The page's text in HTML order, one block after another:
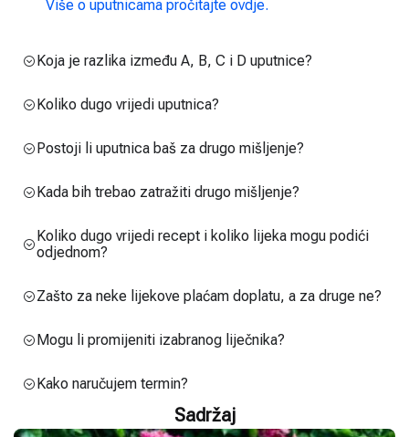
Više o uputnicama pročitajte ovdje.
Koja je razlika između A, B, C i D uputnice?
Koliko dugo vrijedi uputnica?
Postoji li uputnica baš za drugo mišljenje?
Kada bih trebao zatražiti drugo mišljenje?
Koliko dugo vrijedi recept i koliko lijeka mogu podići
odjednom?
Zašto za neke lijekove plaćam doplatu, a za druge ne?
Mogu li promijeniti izabranog liječnika?
Kako naručujem termin?
Sadržaj